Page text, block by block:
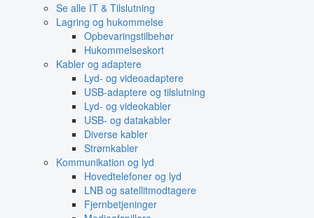
Se alle IT & Tilslutning
Lagring og hukommelse
Opbevaringstilbehør
Hukommelseskort
Kabler og adaptere
Lyd- og videoadaptere
USB-adaptere og tilslutning
Lyd- og videokabler
USB- og datakabler
Diverse kabler
Strømkabler
Kommunikation og lyd
Hovedtelefoner og lyd
LNB og satellitmodtagere
Fjernbetjeninger